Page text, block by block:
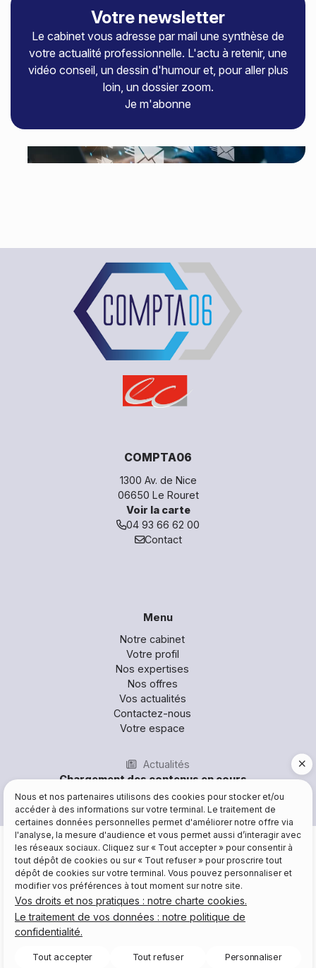
04 93 22 46 40
Chatbot
Newsletter
Votre newsletter
Le cabinet vous adresse par mail une synthèse de
votre actualité professionnelle. L'actu à retenir, une
vidéo conseil, un dessin d'humour et, pour aller plus
loin, un dossier zoom.
Je m'abonne
COMPTA06
1300 Av. de Nice
06650 Le Rouret
Voir la carte
04 93 66 62 00
Contact
Menu
Notre cabinet
Votre profil
Nos expertises
Nos offres
Vos actualités
Contactez-nous
Votre espace
Actualités
Mentions légales et RGPD
Plan du site
Gestion des cookies
Charte cookies
Politique de confidentialité
© 2026 Site réalisé par Les Echos Publishing
Administration
Nous et nos partenaires utilisons des cookies pour stocker et/ou
accéder à des informations sur votre terminal. Le traitement de
certaines données personnelles permet d'améliorer notre offre via
l'analyse, la mesure d'audience et vous permet aussi d’interagir avec
les réseaux sociaux. Cliquez sur « Tout accepter » pour consentir à
tout dépôt de cookies ou sur « Tout refuser » pour proscrire tout
dépôt de cookies sur votre terminal. Vous pouvez personnaliser et
modifier vos préférences à tout moment sur notre site.
Vos droits et nos pratiques : notre charte cookies.
Le traitement de vos données : notre politique de
confidentialité.
Tout accepter Tout refuser Personnaliser